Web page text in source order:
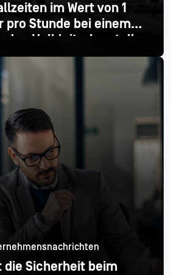
im Wert von 1
pro Stunde bei einem
Halbleiterhersteller
die Sicherheit beim